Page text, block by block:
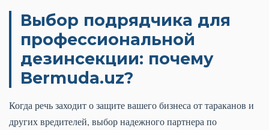
Выбор подрядчика для
профессиональной
дезинсекции: почему
Bermuda.uz?
Когда речь заходит о защите вашего бизнеса от тараканов и
других вредителей, выбор надежного партнера по